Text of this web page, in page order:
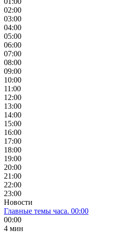
02:00
03:00
04:00
05:00
06:00
07:00
08:00
09:00
10:00
11:00
12:00
13:00
14:00
15:00
16:00
17:00
18:00
19:00
20:00
21:00
22:00
23:00
Новости
Главные темы часа. 00:00
00:00
4 мин